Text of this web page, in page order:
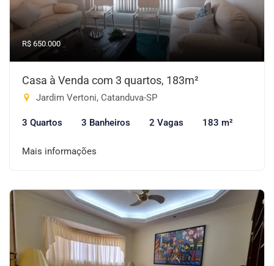
R$ 650.000
Casa à Venda com 3 quartos, 183m²
Jardim Vertoni, Catanduva-SP
3 Quartos 3 Banheiros 2 Vagas 183 m²
Mais informações